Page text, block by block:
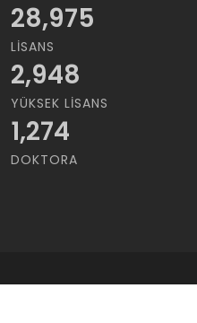
28,975
LISANS
2,948
YÜKSEK LISANS
1,274
DOKTORA